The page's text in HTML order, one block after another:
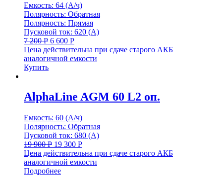
Емкость: 64 (А/ч)
Полярность: Обратная
Полярность: Прямая
Пусковой ток: 620 (А)
7 200Р 6 600 Р
Цена действительна при сдаче старого АКБ
аналогичной емкости
Купить
AlphaLine AGM 60 L2 оп.
Емкость: 60 (А/ч)
Полярность: Обратная
Пусковой ток: 680 (А)
19 900Р 19 300 Р
Цена действительна при сдаче старого АКБ
аналогичной емкости
Подробнее